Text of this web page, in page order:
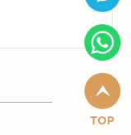
TOP